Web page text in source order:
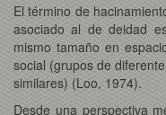
El término de
asociado al de deidad
mismo tamaño en
social (grupos de
similares) (Loo, 1974).
Desde una perspectiva